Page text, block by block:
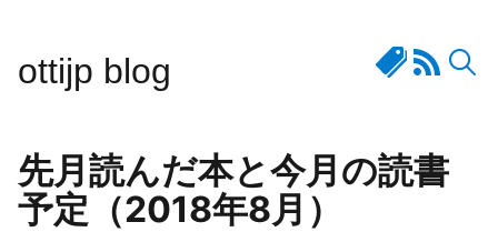
ottijp blog
先月読んだ本と今月の読書
予定（2018年8月）